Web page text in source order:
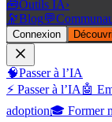
🧰Outils IA›
🔭Blog💬
Connexion
🧠Passer à l’IA
⚡ Passer à l’IA 🤖
adoption🎓 Former